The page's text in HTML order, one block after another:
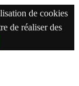
de cookies
de réaliser des